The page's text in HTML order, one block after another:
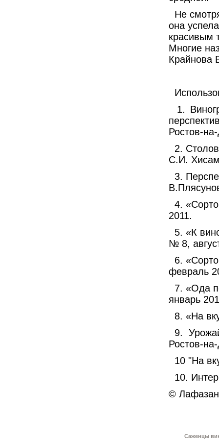
Не
она
красивым
Многие
Крайнова
1.
Ростов-
2.
С.И.
3.
4.
2011.
5. «К
№ 8,
6.
февраль
7. «Ода
январь
8. «На
9.
Ростов-
10 "На
10.
©
Саженцы